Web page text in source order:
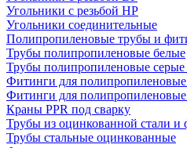
Угольники с резьбой НР
Угольники соединительные
Полипропиленовые трубы и
Трубы полипропиленовые белые
Трубы полипропиленовые серые
Фитинги для полипропиленовые
Фитинги для полипропиленовые
Краны PPR под сварку
Трубы из оцинкованной стали
Трубы стальные оцинкованные